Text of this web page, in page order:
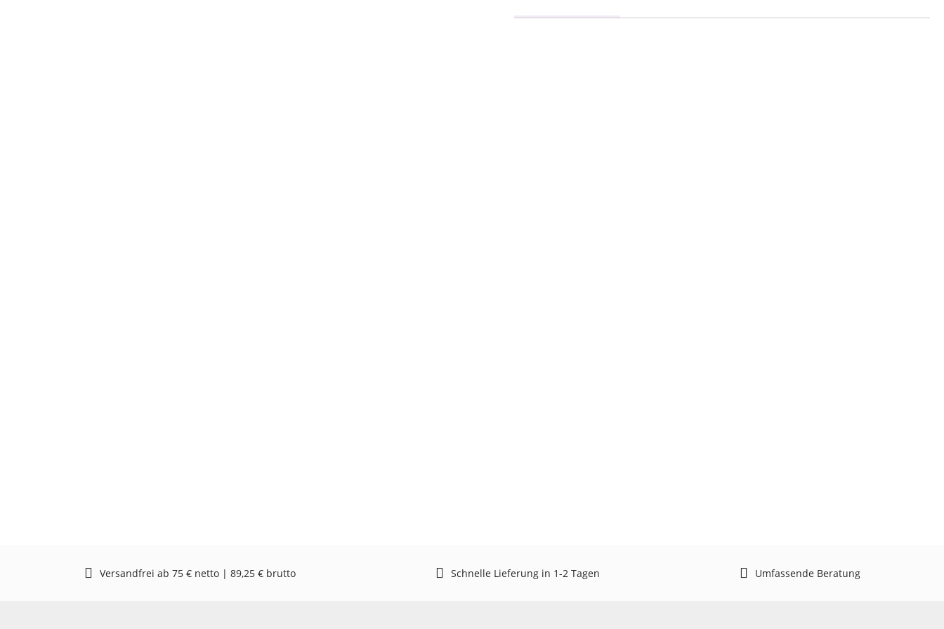
Versandfrei ab 75 € netto | 89,25 € brutto Schnelle Lieferung in 1-2 Tagen Umfassende Beratung